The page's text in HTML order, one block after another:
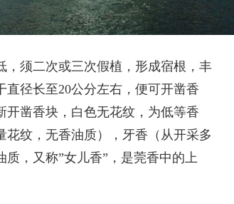
须二次或三次假植，形成宿根，丰
径长至20公分左右，便可开凿香
凿香块，白色无花纹，为低等香
纹，无香油质），牙香（从开采多
，又称”女儿香”，是莞香中的上